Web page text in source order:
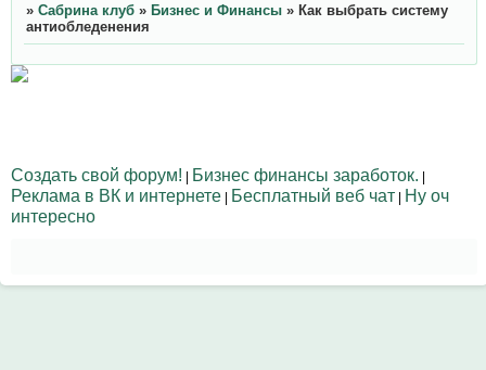
» Сабрина клуб » Бизнес и Финансы » Как выбрать систему
антиобледенения
Создать свой форум! | Бизнес финансы заработок. |
Реклама в ВК и интернете | Бесплатный веб чат | Ну оч
интересно